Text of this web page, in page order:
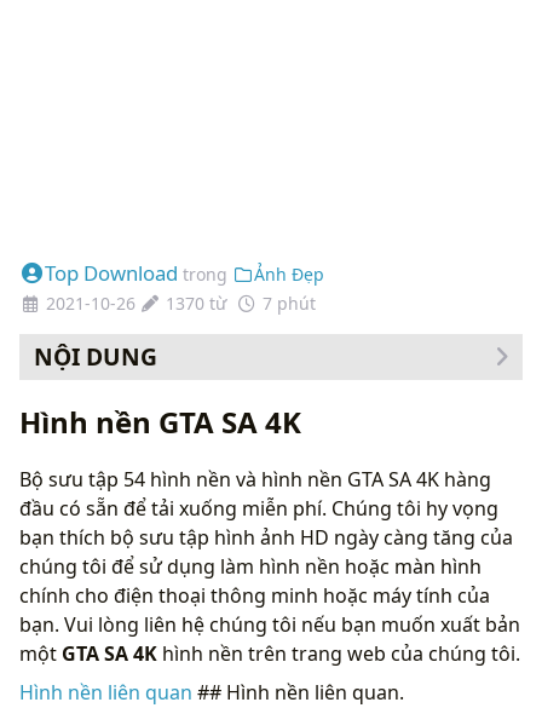
Top Download trong
Ảnh Đẹp
2021-10-26
1370 từ 7 phút
NỘI DUNG
Hình nền GTA SA 4K
Bộ sưu tập 54 hình nền và hình nền GTA SA 4K hàng
đầu có sẵn để tải xuống miễn phí. Chúng tôi hy vọng
bạn thích bộ sưu tập hình ảnh HD ngày càng tăng của
chúng tôi để sử dụng làm hình nền hoặc màn hình
chính cho điện thoại thông minh hoặc máy tính của
bạn. Vui lòng liên hệ chúng tôi nếu bạn muốn xuất bản
một GTA SA 4K hình nền trên trang web của chúng tôi.
Hình nền liên quan ## Hình nền liên quan.